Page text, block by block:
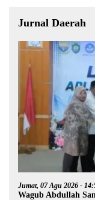
Jurnal Daerah
Jumat, 07 Agu 2026 -
Wagub Abdullah